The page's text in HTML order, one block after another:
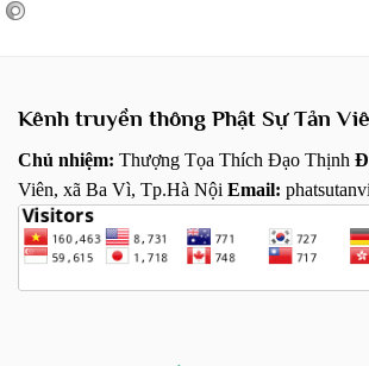
Kênh truyền thông Phật Sự Tản
Chủ nhiệm: Thượng Tọa Thích Đạo Thịnh
Viên, xã Ba Vì, Tp.Hà Nội Email: